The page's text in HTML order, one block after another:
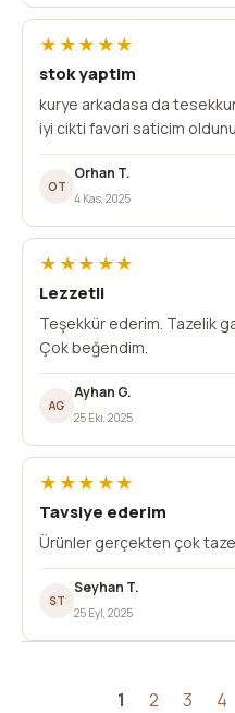
★★★★★
stok yaptim
kurye arkadasa da
iyi cikti favori saticim
OT
Orhan T.
4 Kas, 2025
★★★★★
Lezzetli
Teşekkür ederim. Tazelik
Çok beğendim.
AG
Ayhan G.
25 Eki, 2025
★★★★★
Tavsiye ederim
Ürünler gerçekten çok
ST
Seyhan T.
25 Eyl, 2025
1 2 3 4